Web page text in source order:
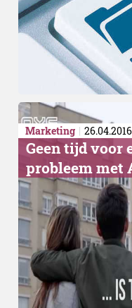
Marketing 26.04.2016
Geen tijd voor
probleem met